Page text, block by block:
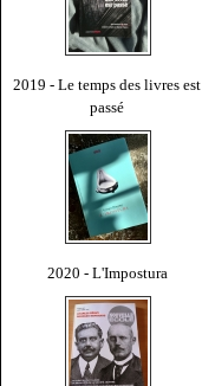
2019 - Le temps des livres est
passé
2020 - L'Impostura